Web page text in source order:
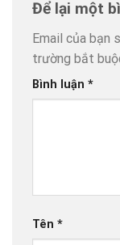
Để lại một
Email của bạn
trường bắt
Bình luận *
Tên *